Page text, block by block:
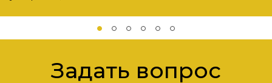
Задать вопрос